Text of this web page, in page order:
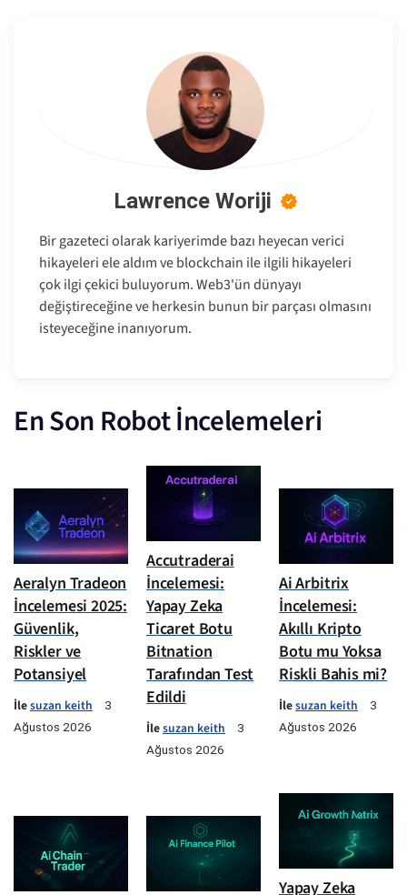
Lawrence Woriji
Bir gazeteci olarak kariyerimde bazı heyecan verici
hikayeleri ele aldım ve blockchain ile ilgili hikayeleri
çok ilgi çekici buluyorum. Web3'ün dünyayı
değiştireceğine ve herkesin bunun bir parçası olmasını
isteyeceğine inanıyorum.
En Son Robot İncelemeleri
Aeralyn Tradeon
İncelemesi 2025:
Güvenlik,
Riskler ve
Potansiyel
İlesuzan keith
3
Ağustos 2026
Accutraderai
İncelemesi:
Yapay Zeka
Ticaret Botu
Bitnation
Tarafından Test
Edildi
İlesuzan keith
3
Ağustos 2026
Ai Arbitrix
İncelemesi:
Akıllı Kripto
Botu mu Yoksa
Riskli Bahis mi?
İlesuzan keith
3
Ağustos 2026
Yapay Zeka